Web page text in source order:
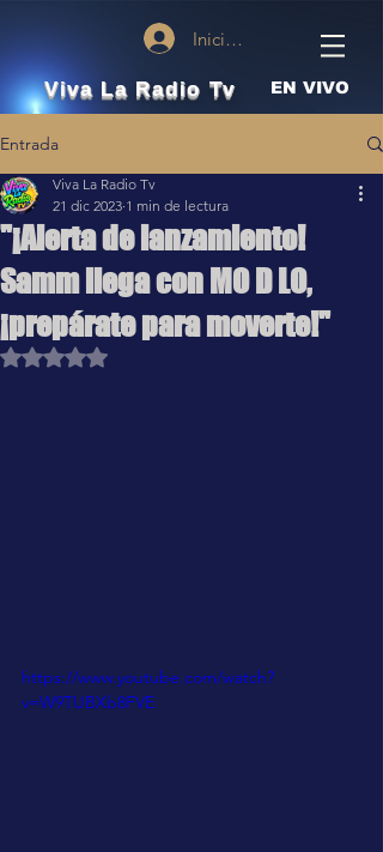
Iniciar sesión
Viva La Radio Tv EN VIVO
Entrada
"¡Alerta de lanzamiento!
Samm llega con MO D LO,
¡prepárate para moverte!"
Viva La Radio Tv
21 dic 2023 1 min de lectura
Obtuvo NaN de 5 estrellas.
https://www.youtube.com/watch?
v=W9TUBXb8FVE